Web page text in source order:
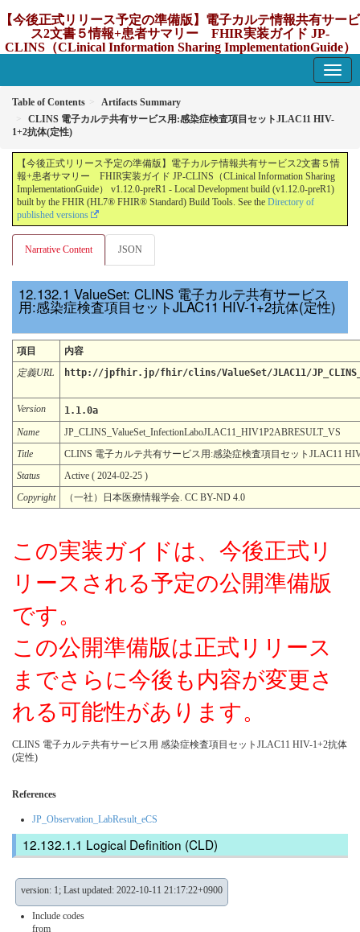
【今後正式リリース予定の準備版】電子カルテ情報共有サービ
ス2文書５情報+患者サマリー FHIR実装ガイド JP-
CLINS（CLinical Information Sharing ImplementationGuide）
Table of Contents
Artifacts Summary
CLINS 電子カルテ共有サービス用:感染症検査項目セットJLAC11 HIV-
1+2抗体(定性)
【今後正式リリース予定の準備版】電子カルテ情報共有サービス2文書５情
報+患者サマリー FHIR実装ガイド JP-CLINS（CLinical Information Sharing
ImplementationGuide） v1.12.0-preR1 - Local Development build (v1.12.0-preR1)
built by the FHIR (HL7® FHIR® Standard) Build Tools. See the Directory of
published versions
Narrative Content JSON
ValueSet: CLINS 電子カルテ共有サービス
用:感染症検査項目セットJLAC11 HIV-1+2抗体(定性)
項目
内容
定義URL
http://jpfhir.jp/fhir/clins/ValueSet/JLAC11/
Version
1.1.0a
Name
JP_CLINS_ValueSet_InfectionLaboJLAC11_HIV1P2ABRESULT_VS
Title
CLINS 電子カルテ共有サービス用:感染症検査項目セットJLAC11
Status
Active ( 2024-02-25 )
Copyright
（一社）日本医療情報学会. CC BY-ND 4.0
この実装ガイドは、今後正式リ
リースされる予定の公開準備版
です。
この公開準備版は正式リリース
までさらに今後も内容が変更さ
れる可能性があります。
CLINS 電子カルテ共有サービス用 感染症検査項目セットJLAC11 HIV-1+2抗体
(定性)
References
JP_Observation_LabResult_eCS
Logical Definition (CLD)
version: 1; Last updated: 2022-10-11 21:17:22+0900
Include codes
from